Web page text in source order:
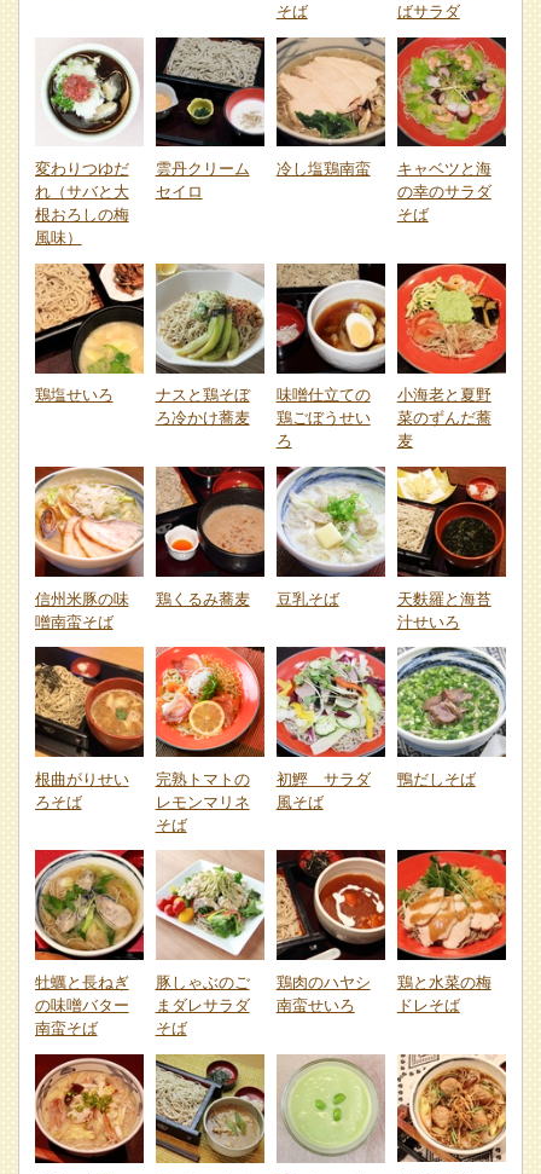
そば
ばサラダ
変わりつゆだ
れ（サバと大
根おろしの梅
風味）
雲丹クリーム
セイロ
冷し塩鶏南蛮
キャベツと海
の幸のサラダ
そば
鶏塩せいろ
ナスと鶏そぼ
ろ冷かけ蕎麦
味噌仕立ての
鶏ごぼうせい
ろ
小海老と夏野
菜のずんだ蕎
麦
信州米豚の味
噌南蛮そば
鶏くるみ蕎麦 豆乳そば
天麩羅と海苔
汁せいろ
根曲がりせい
ろそば
完熟トマトの
レモンマリネ
そば
初鰹 サラダ
風そば
鴨だしそば
牡蠣と長ねぎ
の味噌バター
南蛮そば
豚しゃぶのご
まダレサラダ
そば
鶏肉のハヤシ
南蛮せいろ
鶏と水菜の梅
ドレそば